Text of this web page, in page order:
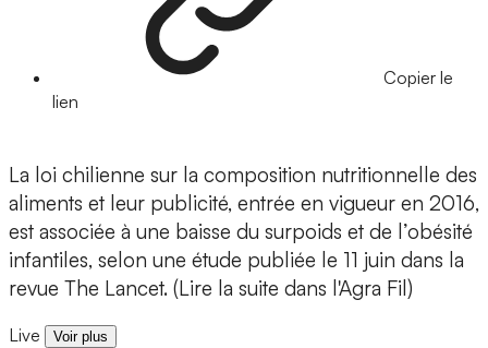
Copier le
lien
La loi chilienne sur la composition nutritionnelle des
aliments et leur publicité, entrée en vigueur en 2016,
est associée à une baisse du surpoids et de l’obésité
infantiles, selon une étude publiée le 11 juin dans la
revue The Lancet. (Lire la suite dans l'Agra Fil)
Live Voir plus